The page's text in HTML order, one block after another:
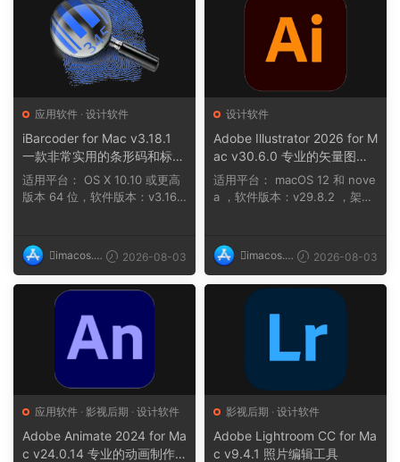
应用软件 · 设计软件
iBarcoder for Mac v3.18.1
一款非常实用的条形码和标签
设计软件
适用平台： OS X 10.10 或更高
版本 64 位，软件版本：v3.16.1
imacos.t
op
2026-08-03
设计软件
Adobe Illustrator 2026 for M
ac v30.6.0 专业的矢量图形
软件
适用平台： macOS 12 和 nove
a ，软件版本：v29.8.2 ，架
imacos.t
op
2026-08-03
应用软件 · 影视后期 · 设计软件
Adobe Animate 2024 for Ma
c v24.0.14 专业的动画制作
影视后期 · 设计软件
Adobe Lightroom CC for Ma
c v9.4.1 照片编辑工具